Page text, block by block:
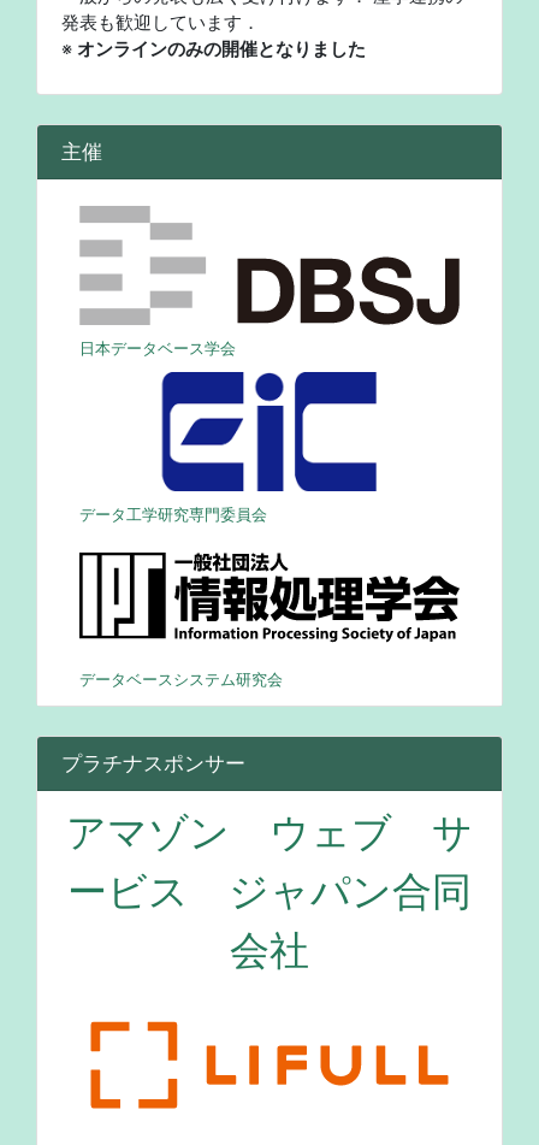
発表も歓迎しています．
※ オンラインのみの開催となりました
主催
日本データベース学会
データ工学研究専門委員会
データベースシステム研究会
プラチナスポンサー
アマゾン ウェブ サ
ービス ジャパン合同
会社